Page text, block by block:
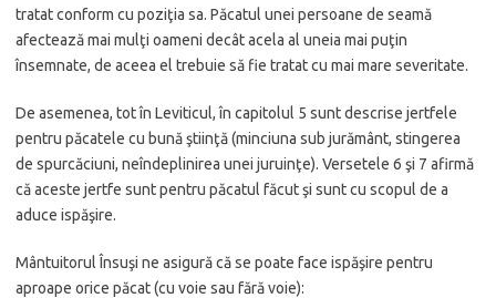
tratat conform cu poziţia sa. Păcatul unei persoane de seamă
afectează mai mulţi oameni decât acela al uneia mai puţin
însemnate, de aceea el trebuie să fie tratat cu mai mare severitate.
De asemenea, tot în Leviticul, în capitolul 5 sunt descrise jertfele
pentru păcatele cu bună ştiinţă (minciuna sub jurământ, stingerea
de spurcăciuni, neîndeplinirea unei juruinţe). Versetele 6 şi 7 afirmă
că aceste jertfe sunt pentru păcatul făcut şi sunt cu scopul de a
aduce ispăşire.
Mântuitorul Însuşi ne asigură că se poate face ispăşire pentru
aproape orice păcat (cu voie sau fără voie):